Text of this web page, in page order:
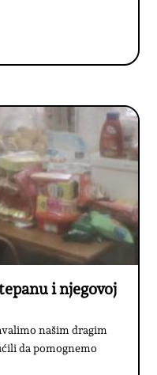
i njegovoj
našim dragim
da pomognemo